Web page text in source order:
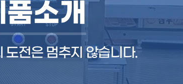
품소개
전은 멈추지 않습니다.